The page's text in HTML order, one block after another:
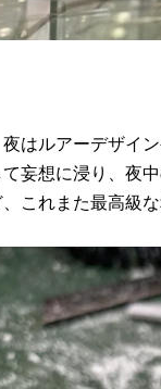
はルアーデザイ
て妄想に浸り、夜
これまた最高級